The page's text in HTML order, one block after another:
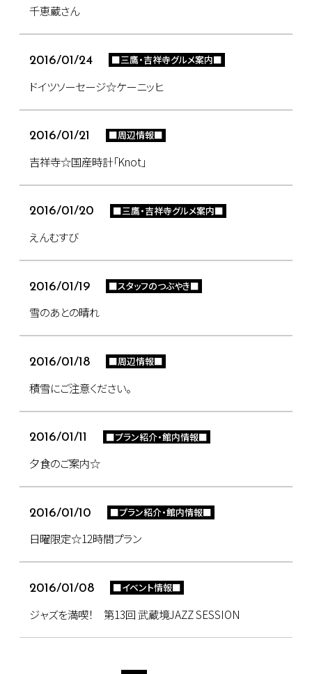
千恵蔵さん
2016/01/24 ■三鷹・吉祥寺グルメ案内■
ドイツソーセージ☆ケーニッヒ
2016/01/21 ■周辺情報■
吉祥寺☆国産時計「Knot」
2016/01/20 ■三鷹・吉祥寺グルメ案内■
えんむすび
2016/01/19 ■スタッフのつぶやき■
雪のあとの晴れ
2016/01/18 ■周辺情報■
積雪にご注意ください。
2016/01/11 ■プラン紹介・館内情報■
夕食のご案内☆
2016/01/10 ■プラン紹介・館内情報■
日曜限定☆12時間プラン
2016/01/08 ■イベント情報■
ジャズを満喫！ 第13回 武蔵境JAZZ SESSION